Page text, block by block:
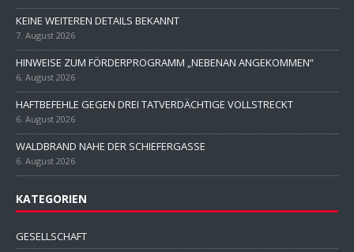
KEINE WEITEREN DETAILS BEKANNT
7. August 2026
HINWEISE ZUM FÖRDERPROGRAMM „NEBENAN ANGEKOMMEN“
6. August 2026
HAFTBEFEHLE GEGEN DREI TATVERDÄCHTIGE VOLLSTRECKT
6. August 2026
WALDBRAND NAHE DER SCHIEFERGASSE
6. August 2026
KATEGORIEN
GESELLSCHAFT